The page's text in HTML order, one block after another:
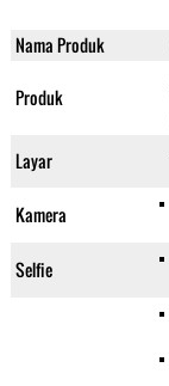
Nama Produk
Produk
Layar
Kamera
Selfie